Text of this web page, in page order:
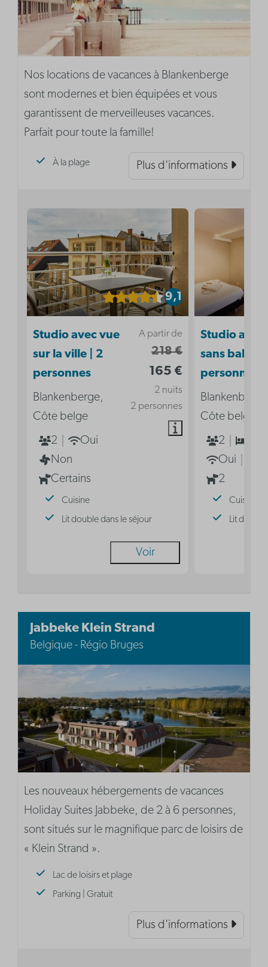
Nos locations de vacances à Blankenberge
sont modernes et bien équipées et vous
garantissent de merveilleuses vacances.
Parfait pour toute la famille!
À la plage Plus d'informations
9,1
A partir de
218 €
165 €
2 nuits
2 personnes
Studio avec vue
sur la ville | 2
personnes
Blankenberge,
Côte belge
2
Oui
Non
Certains
Cuisine
Lit double dans le séjour
Voir
Studio
sans balcon
personnes
Côte belge
2
Oui
2
Cuisine
Lit
Jabbeke Klein Strand
Belgique - Régio Bruges
Les nouveaux hébergements de vacances
Holiday Suites Jabbeke, de 2 à 6 personnes,
sont situés sur le magnifique parc de loisirs de
« Klein Strand ».
Lac de loisirs et plage
Parking | Gratuit
Plus d'informations